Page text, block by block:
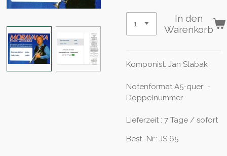
In den
Warenkorb
Komponist: Jan Slabak
Notenformat A5-quer -
Doppelnummer
Lieferzeit : 7 Tage / sofort
Best.-Nr.: JS 65